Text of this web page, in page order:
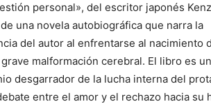
personal», del escritor japonés
una novela autobiográfica que narra la
del autor al enfrentarse al nacimiento
malformación cerebral. El libro es un
desgarrador de la lucha interna del
entre el amor y el rechazo hacia su